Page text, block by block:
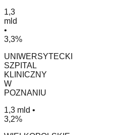
1,3
mld
•
3,3%
UNIWERSYTECKI
SZPITAL
KLINICZNY
W
POZNANIU
1,3 mld •
3,2%